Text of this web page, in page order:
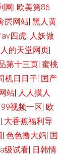
草超碰 国产一
看视频 韩日一本
拍人妻 日本女人
人操在线观看
日韩无码 少妇
网| 欧美第86
屄网站| 黑人黄
av四虎| 人妖做
的天堂网页|
第十三页| 蜜桃
机日日干| 国产
站| 人人摸人
99视频一区| 欧
| 大香蕉福利导
| 色色撸大妈| 国
级试看| 日韩情